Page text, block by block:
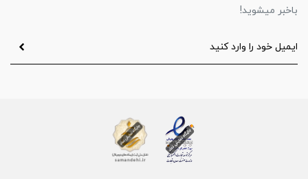
باخبر میشوید!